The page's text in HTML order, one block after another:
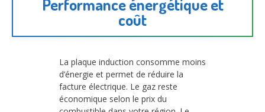
Performance énergétique et
coût
La plaque induction consomme moins
d’énergie et permet de réduire la
facture électrique. Le gaz reste
économique selon le prix du